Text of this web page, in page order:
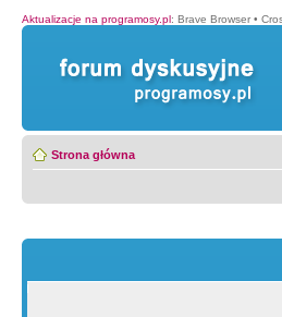
Aktualizacje na programosy.pl: Brave Browser •
Strona główna